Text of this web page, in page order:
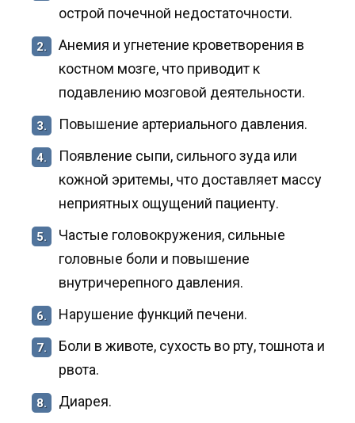
острой почечной недостаточности.
2.
Анемия и угнетение кроветворения в
костном мозге, что приводит к
подавлению мозговой деятельности.
3. Повышение артериального давления.
4.
Появление сыпи, сильного зуда или
кожной эритемы, что доставляет массу
неприятных ощущений пациенту.
5.
Частые головокружения, сильные
головные боли и повышение
внутричерепного давления.
6. Нарушение функций печени.
7.
Боли в животе, сухость во рту, тошнота и
рвота.
8. Диарея.